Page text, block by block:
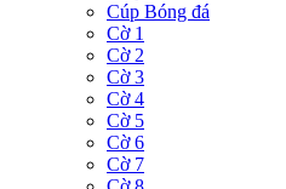
Cúp Bóng đá
Cờ 1
Cờ 2
Cờ 3
Cờ 4
Cờ 5
Cờ 6
Cờ 7